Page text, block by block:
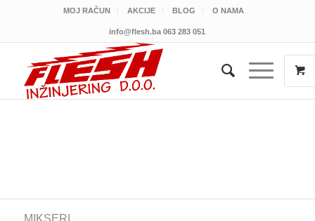
MOJ RAČUN AKCIJE BLOG O NAMA
info@flesh.ba 063 283 051
MIKSERI